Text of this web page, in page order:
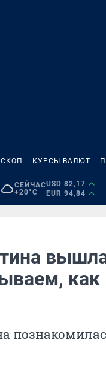
КУРСЫ ВАЛЮТ
СЕЙЧАС
+20°C
USD 82,17
EUR 94,84
как